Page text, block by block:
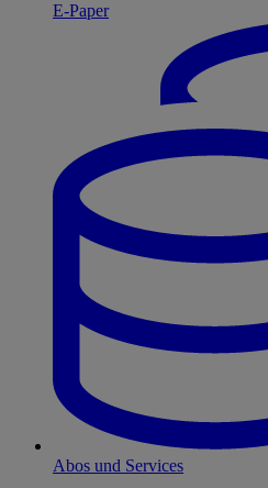
E-Paper
Abos und Services